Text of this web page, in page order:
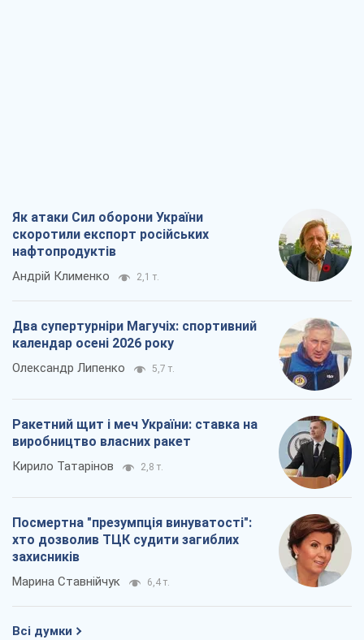
Як атаки Сил оборони України
скоротили експорт російських
нафтопродуктів
Андрій Клименко 2,1 т.
Два супертурніри Магучіх: спортивний
календар осені 2026 року
Олександр Липенко 5,7 т.
Ракетний щит і меч України: ставка на
виробництво власних ракет
Кирило Татарінов 2,8 т.
Посмертна "презумпція винуватості":
хто дозволив ТЦК судити загиблих
захисників
Марина Ставнійчук 6,4 т.
Всі думки